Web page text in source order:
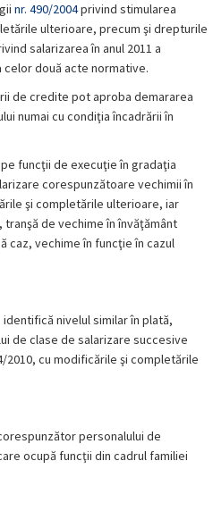
nr. 490/2004privind stimularea
ulterioare, precum şi drepturile
salarizarea în anul 2011 a
două acte normative.
de credite pot aproba demararea
numai cu condiţia încadrării în
funcţii de execuţie în gradaţia
corespunzătoare vechimii în
şi completările ulterioare, iar
de vechime în învăţământ
vechime în funcţie în cazul
nivelul similar în plată,
de clase de salarizare succesive
2010, cu modificările şi completările
personalului de
ocupă funcţii din cadrul familiei